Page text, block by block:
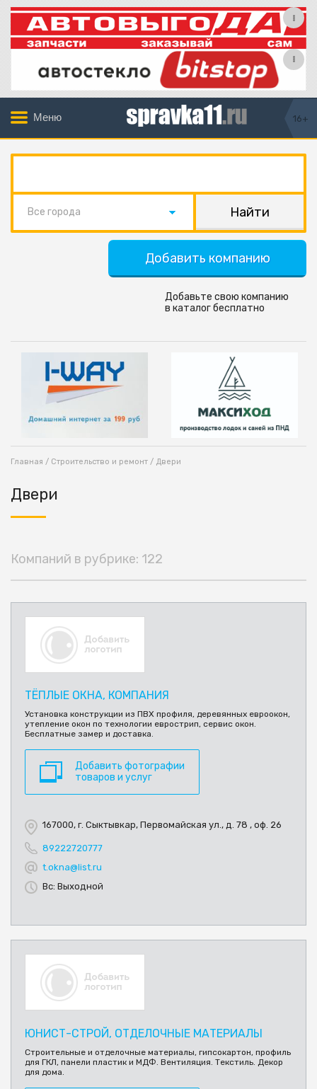
Меню 16+
Все города
Добавить компанию
Добавьте свою компанию
в каталог бесплатно
Главная / Строительство и ремонт / Двери
Двери
Компаний в рубрике: 122
ТЁПЛЫЕ ОКНА, КОМПАНИЯ
Установка конструкции из ПВХ профиля, деревянных евроокон,
утепление окон по технологии еврострип, сервис окон.
Бесплатные замер и доставка.
Добавить фотографии
товаров и услуг
167000, г. Сыктывкар, Первомайская ул., д. 78 , оф. 26
89222720777
t.okna@list.ru
Вс: Выходной
ЮНИСТ-СТРОЙ, ОТДЕЛОЧНЫЕ МАТЕРИАЛЫ
Строительные и отделочные материалы, гипсокартон, профиль
для ГКЛ, панели пластик и МДФ. Вентиляция. Текстиль. Декор
для дома.